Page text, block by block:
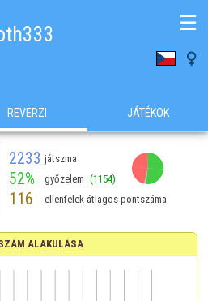

☰
REVERZI JÁTÉKOK
2233 játszma
52% győzelem (1154)
116 ellenfelek átlagos pontszáma
ALAKULÁSA